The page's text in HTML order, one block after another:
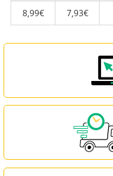
8,99€
7,93€